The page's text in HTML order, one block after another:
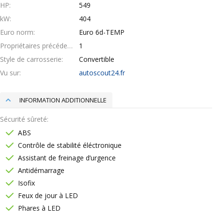
HP
549
kW
404
Euro norm
Euro 6d-TEMP
Propriétaires précédents
1
Style de carrosserie
Convertible
Vu sur
autoscout24.fr
INFORMATION ADDITIONNELLE
Sécurité sûreté
ABS
Contrôle de stabilité éléctronique
Assistant de freinage d’urgence
Antidémarrage
Isofix
Feux de jour à LED
Phares à LED